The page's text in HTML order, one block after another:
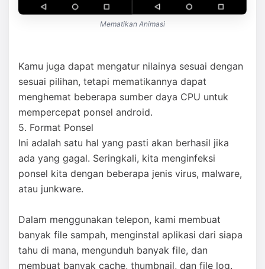
Mematikan Animasi
Kamu juga dapat mengatur nilainya sesuai dengan
sesuai pilihan, tetapi mematikannya dapat
menghemat beberapa sumber daya CPU untuk
mempercepat ponsel android.
5. Format Ponsel
Ini adalah satu hal yang pasti akan berhasil jika
ada yang gagal. Seringkali, kita menginfeksi
ponsel kita dengan beberapa jenis virus, malware,
atau junkware.
Dalam menggunakan telepon, kami membuat
banyak file sampah, menginstal aplikasi dari siapa
tahu di mana, mengunduh banyak file, dan
membuat banyak cache, thumbnail, dan file log.